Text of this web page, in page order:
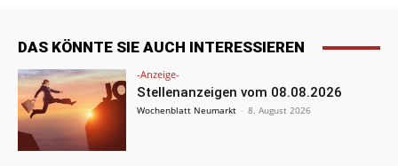
DAS KÖNNTE SIE AUCH INTERESSIEREN
-Anzeige-
Stellenanzeigen vom 08.08.2026
Wochenblatt Neumarkt - 8. August 2026